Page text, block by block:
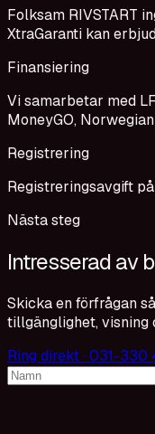
Folksam RIVSTART
XtraGaranti kan
Finansiering
Vi samarbetar med
MoneyGO,
Registrering
Registreringsavgift
Nästa steg
Intresserad av
Skicka en förfrågan
tillgänglighet, visning
Ring direkt · 031-